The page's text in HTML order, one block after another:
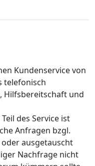
Kundenservice von
telefonisch
Hilfsbereitschaft und
des Service ist
Anfragen bzgl.
ausgetauscht
Nachfrage nicht